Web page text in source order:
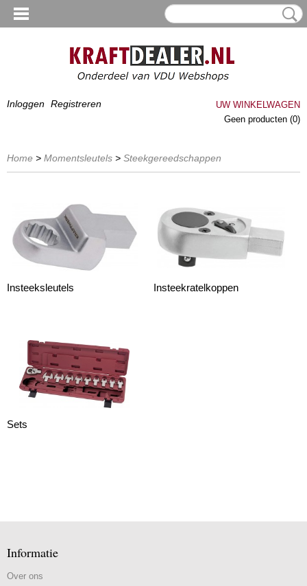
Inloggen Registreren
UW WINKELWAGEN
Geen producten (0)
Home > Momentsleutels > Steekgereedschappen
Insteeksleutels Insteekratelkoppen
Sets
Informatie
Over ons